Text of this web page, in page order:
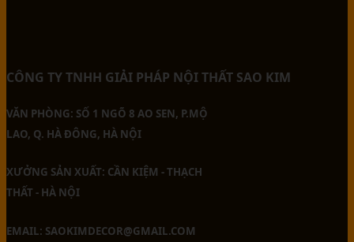
CÔNG TY TNHH GIẢI PHÁP NỘI THẤT SAO KIM
VĂN PHÒNG: SỐ 1 NGÕ 8 AO SEN, P.MỘ
LAO, Q. HÀ ĐÔNG, HÀ NỘI
XƯỞNG SẢN XUẤT: CẦN KIỆM - THẠCH
THẤT - HÀ NỘI
EMAIL: SAOKIMDECOR@GMAIL.COM